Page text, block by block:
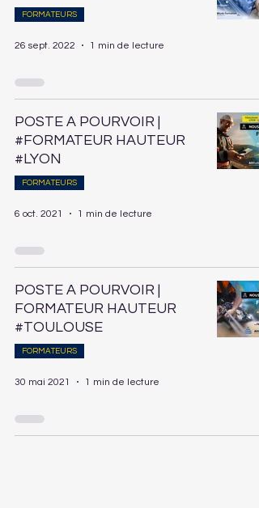
FORMATEURS
26 sept. 2022 1 min de lecture
POSTE A POURVOIR |
#FORMATEUR HAUTEUR
#LYON
FORMATEURS
6 oct. 2021 1 min de lecture
POSTE A POURVOIR |
FORMATEUR HAUTEUR
#TOULOUSE
FORMATEURS
30 mai 2021 1 min de lecture